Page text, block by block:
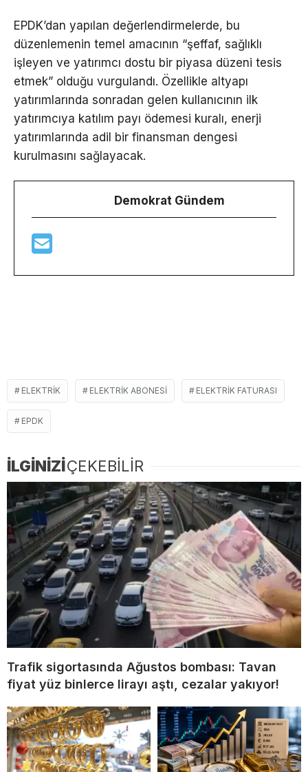
EPDK’dan yapılan değerlendirmelerde, bu
düzenlemenin temel amacının “şeffaf, sağlıklı
işleyen ve yatırımcı dostu bir piyasa düzeni tesis
etmek” olduğu vurgulandı. Özellikle altyapı
yatırımlarında sonradan gelen kullanıcının ilk
yatırımcıya katılım payı ödemesi kuralı, enerji
yatırımlarında adil bir finansman dengesi
kurulmasını sağlayacak.
Demokrat Gündem
ELEKTRIK ELEKTRIK ABONESI ELEKTRIK FATURASI
EPDK
İLGİNİZİÇEKEBİLİR
Trafik sigortasında Ağustos bombası: Tavan
fiyat yüz binlerce lirayı aştı, cezalar yakıyor!